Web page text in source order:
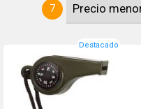
7
Destacado